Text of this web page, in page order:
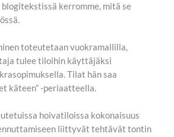
blogitekstissä kerromme, mitä se
toteutetaan vuokramallilla,
tulee tiloihin käyttäjäksi
Tilat hän saa
käteen” -periaatteella.
hoivatiloissa kokonaisuus
liittyvät tehtävät tontin